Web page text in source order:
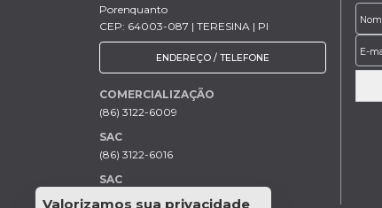
Porenquanto
CEP: 64003-087 | TERESINA | PI
ENDEREÇO / TELEFONE
COMERCIALIZAÇÃO
(86) 3122-6009
SAC
(86) 3122-6016
SAC
Valorizamos sua privacidade